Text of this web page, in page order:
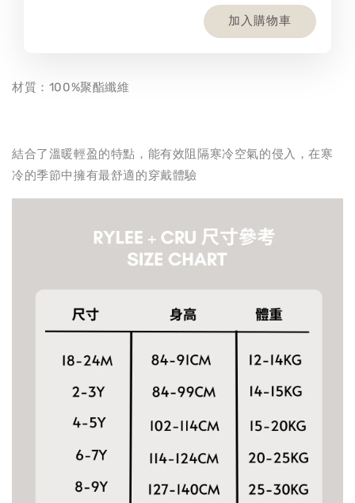
加入購物車
材質：100%聚酯纖維
結合了溫暖輕盈的特點，能有效阻隔寒冷空氣的侵入，在寒
冷的季節中擁有最舒適的穿戴體驗